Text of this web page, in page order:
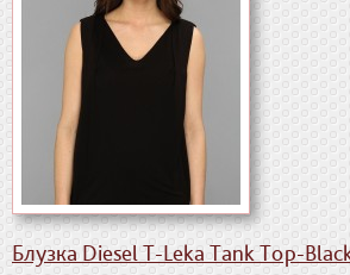
Блузка Diesel T-Leka Tank Top-